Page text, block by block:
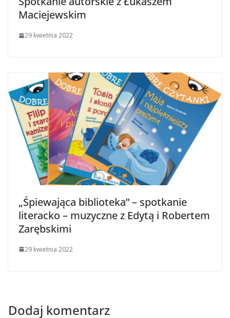
Maciejewskim
29 kwietnia 2022
„Śpiewająca biblioteka” – spotkanie
literacko – muzyczne z Edytą i Robertem
Zarębskimi
29 kwietnia 2022
Dodaj komentarz